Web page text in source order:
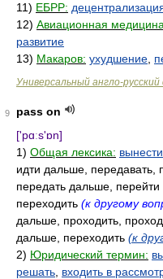
11) ЕБРР:
12) Авиационная
развитие
13) Макаров: ухудшение
Универсальный англо-русский
9
pass on
['pɑːs'ɒn]
1) Общая лексика: вынести
идти дальше, передавать,
передать дальше, перейти
переходить (к другому
дальше, проходить,
дальше, переходить (к
2) Юридический термин:
решать входить в